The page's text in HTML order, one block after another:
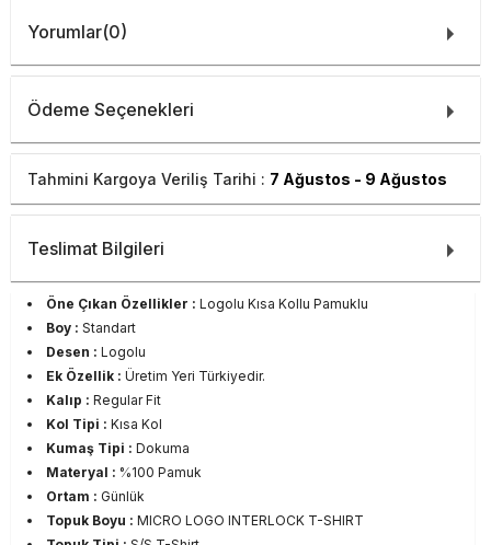
Yorumlar(0)
Ödeme Seçenekleri
Tahmini Kargoya Veriliş Tarihi : 7 Ağustos - 9 Ağustos
Teslimat Bilgileri
Öne Çıkan Özellikler : Logolu Kısa Kollu Pamuklu
Boy : Standart
Desen : Logolu
Ek Özellik : Üretim Yeri Türkiyedir.
Kalıp : Regular Fit
Kol Tipi : Kısa Kol
Kumaş Tipi : Dokuma
Materyal : %100 Pamuk
Ortam : Günlük
Topuk Boyu : MICRO LOGO INTERLOCK T-SHIRT